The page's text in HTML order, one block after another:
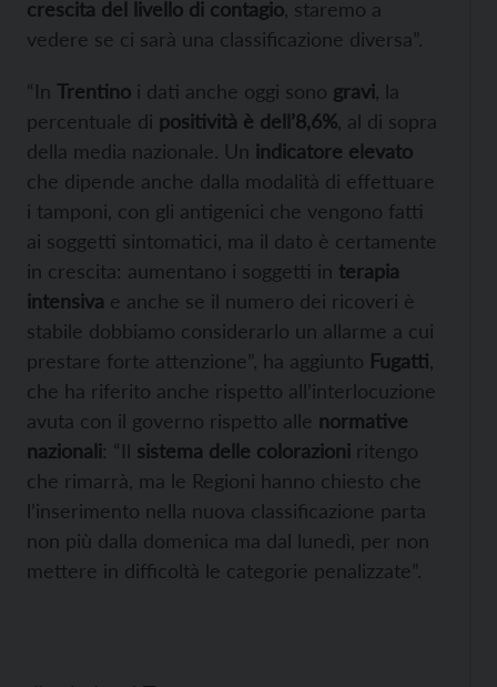
crescita del livello di contagio , staremo a
vedere se ci sarà una classificazione diversa”.
“In Trentino i dati anche oggi sono gravi , la
percentuale di positività è dell’8,6% , al di sopra
della media nazionale. Un indicatore elevato
che dipende anche dalla modalità di effettuare
i tamponi, con gli antigenici che vengono fatti
ai soggetti sintomatici, ma il dato è certamente
in crescita: aumentano i soggetti in terapia
intensiva e anche se il numero dei ricoveri è
stabile dobbiamo considerarlo un allarme a cui
prestare forte attenzione”, ha aggiunto Fugatti
che ha riferito anche rispetto all’interlocuzione
avuta con il governo rispetto alle normative
nazionali: “Il sistema delle colorazioni ritengo
che rimarrà, ma le Regioni hanno chiesto che
l’inserimento nella nuova classificazione parta
non più dalla domenica ma dal lunedì, per non
mettere in difficoltà le categorie penalizzate”.